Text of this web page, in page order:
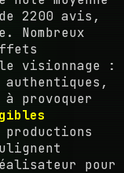
2200 avis,
visionnage :
provoquer
pour